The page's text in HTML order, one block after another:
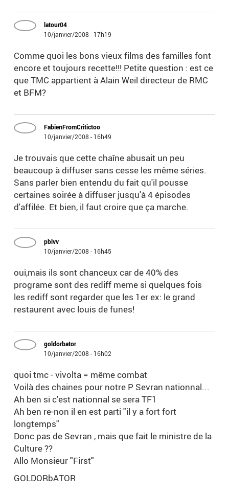
latour04
10/janvier/2008 - 17h19
Comme quoi les bons vieux films des familles font
encore et toujours recette!!! Petite question : est ce
que TMC appartient à Alain Weil directeur de RMC
et BFM?
FabienFromCritictoo
10/janvier/2008 - 16h49
Je trouvais que cette chaîne abusait un peu
beaucoup à diffuser sans cesse les même séries.
Sans parler bien entendu du fait qu'il pousse
certaines soirée à diffuser jusqu'à 4 épisodes
d'affilée. Et bien, il faut croire que ça marche.
pblvv
10/janvier/2008 - 16h45
oui,mais ils sont chanceux car de 40% des
programe sont des rediff meme si quelques fois
les rediff sont regarder que les 1er ex: le grand
restaurent avec louis de funes!
goldorbator
10/janvier/2008 - 16h02
quoi tmc - vivolta = même combat
Voilà des chaines pour notre P Sevran nationnal...
Ah ben si c'est nationnal se sera TF1
Ah ben re-non il en est parti "il y a fort fort
longtemps"
Donc pas de Sevran , mais que fait le ministre de la
Culture ??
Allo Monsieur "First"
GOLDORbATOR